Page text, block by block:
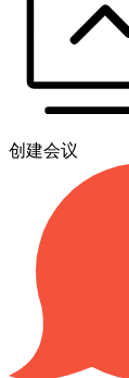
创建会议